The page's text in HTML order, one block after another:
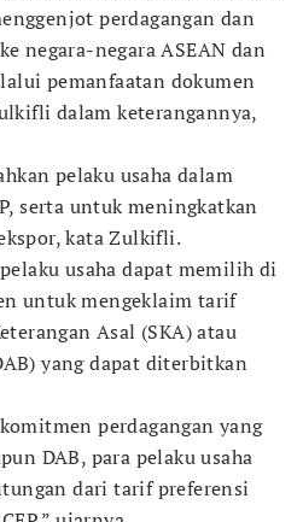
perdagangan dan
negara-negara ASEAN dan
pemanfaatan dokumen
dalam keterangannya,
pelaku usaha dalam
serta untuk meningkatkan
kata Zulkifli.
usaha dapat memilih di
untuk mengeklaim tarif
Asal (SKA) atau
yang dapat diterbitkan
perdagangan yang
DAB, para pelaku usaha
dari tarif preferensi